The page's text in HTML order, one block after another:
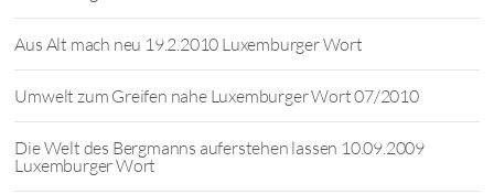
Aus Alt mach neu 19.2.2010 Luxemburger Wort
Umwelt zum Greifen nahe Luxemburger Wort 07/2010
Die Welt des Bergmanns auferstehen lassen 10.09.2009
Luxemburger Wort